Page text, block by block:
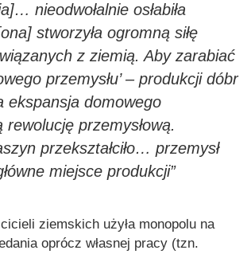
nieodwołalnie osłabiła
stworzyła ogromną siłę
z ziemią. Aby zarabiać
przemysłu’ – produkcji dóbr
ekspansja domowego
przemysłową.
przekształciło… przemysł
miejsce produkcji”
ziemskich użyła monopolu na
oprócz własnej pracy (tzn.